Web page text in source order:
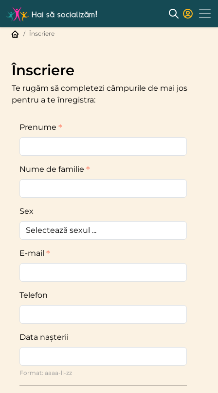
Înscriere
Înscriere
Te rugăm să completezi câmpurile de mai jos
pentru a te înregistra:
Prenume
Nume de familie
Sex
E-mail
Telefon
Data nașterii
Format: aaaa-ll-zz